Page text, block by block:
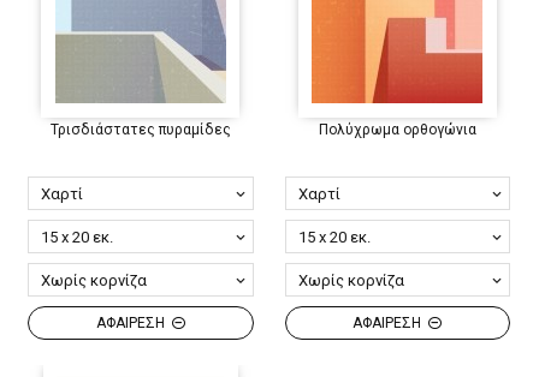
Τρισδιάστατες πυραμίδες
ΑΦΑΙΡΕΣΗ
Πολύχρωμα ορθογώνια
ΑΦΑΙΡΕΣΗ